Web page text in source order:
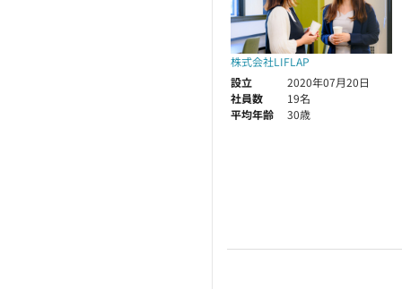
株式会社LIFLAP
設立
2020年07月20日
社員数
19名
平均年齢
30歳